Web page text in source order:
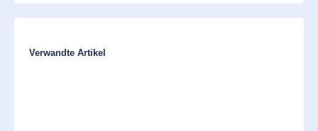
Produktgalerie überspringen
Verwandte Artikel